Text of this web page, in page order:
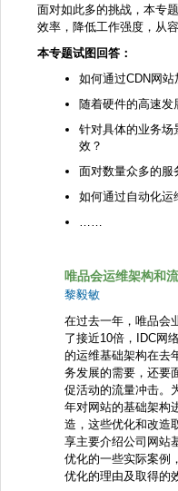
面对如此多的挑战，本专
效率，降低工作强度，从
本专题试图回答：
如何通过CDN网
随着硬件的高速
针对具体的业务场
效？
面对数量众多的服
如何通过自动化运
……
唯品会运维架构和
黎毅敏
在过去一年，唯品会
了接近10倍，IDC网
的运维基础架构在去
务发展的需要，还要
促活动的流量冲击。
年对网站的基础架构
造，这些优化和改造
享主要介绍公司网站
优化的一些实际案例
优化的理由及取得的